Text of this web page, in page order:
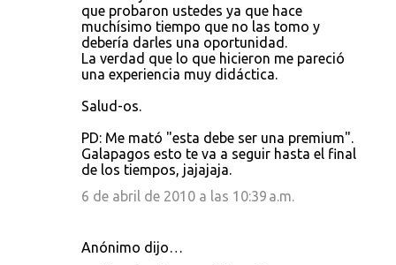
que probaron ustedes ya que hace
muchísimo tiempo que no las tomo y
debería darles una oportunidad.
La verdad que lo que hicieron me pareció
una experiencia muy didáctica.
Salud-os.
PD: Me mató "esta debe ser una premium".
Galapagos esto te va a seguir hasta el final
de los tiempos, jajajaja.
6 de abril de 2010 a las 10:39 a.m.
Anónimo dijo…